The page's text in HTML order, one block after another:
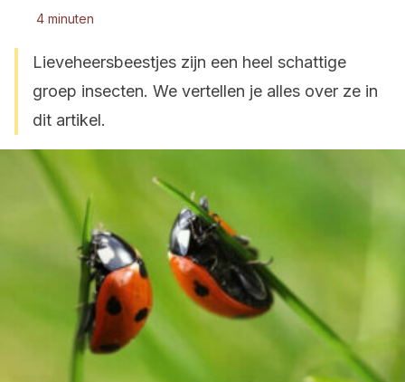
4 minuten
Lieveheersbeestjes zijn een heel schattige
groep insecten. We vertellen je alles over ze in
dit artikel.